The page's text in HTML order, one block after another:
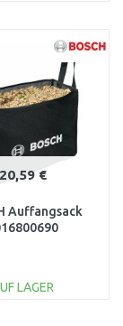
Vergleichen
20,59 €
Auffangsack
LAGER